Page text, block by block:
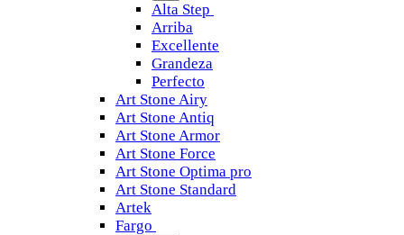
Alta Step
Arriba
Excellente
Grandeza
Perfecto
Art Stone Airy
Art Stone Antiq
Art Stone Armor
Art Stone Force
Art Stone Optima pro
Art Stone Standard
Artek
Fargo